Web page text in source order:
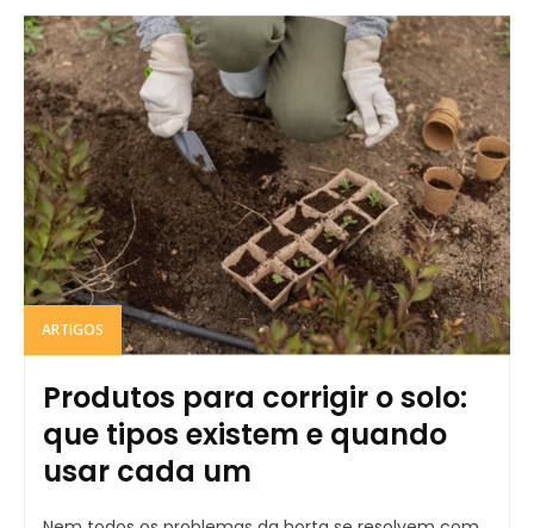
ARTIGOS
Produtos para corrigir o solo:
que tipos existem e quando
usar cada um